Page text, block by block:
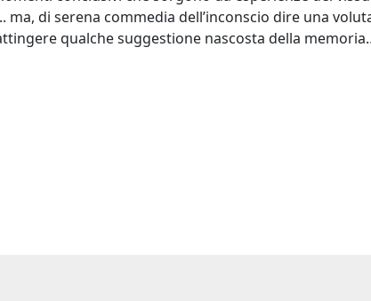
ma, di serena commedia dell’inconscio dire una
qualche suggestione nascosta della